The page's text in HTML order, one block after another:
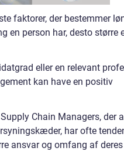
faktorer, der bestemmer
en person har, desto større
eller en relevant
kan have en positiv
Chain Managers, der
har ofte
ansvar og omfang af